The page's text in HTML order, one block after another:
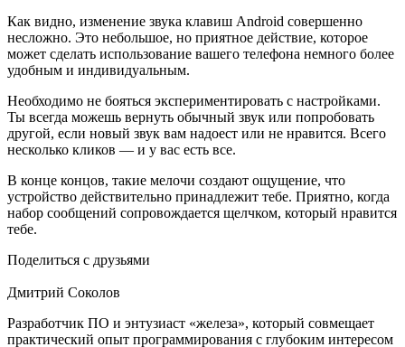
Как видно, изменение звука клавиш Android совершенно
несложно. Это небольшое, но приятное действие, которое
может сделать использование вашего телефона немного более
удобным и индивидуальным.
Необходимо не бояться экспериментировать с настройками.
Ты всегда можешь вернуть обычный звук или попробовать
другой, если новый звук вам надоест или не нравится. Всего
несколько кликов — и у вас есть все.
В конце концов, такие мелочи создают ощущение, что
устройство действительно принадлежит тебе. Приятно, когда
набор сообщений сопровождается щелчком, который нравится
тебе.
Поделиться с друзьями
Дмитрий Соколов
Разработчик ПО и энтузиаст «железа», который совмещает
практический опыт программирования с глубоким интересом